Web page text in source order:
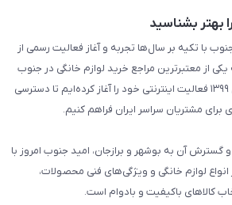
بهتر بشناسید
با تکیه بر سال‌ها تجربه و آغاز فعالیت رسمی از
به یکی از معتبرترین مراجع خرید لوازم خانگی در جنوب
کشور تبدیل شود. ما از سال ۱۳۹۹ فعالیت اینترنتی خود را آغاز کرده‌ایم تا دسترسی
برای مشتریان سراسر ایران فراهم کنیم.
گسترش آن به بوشهر و برازجان، امید جنوب امروز با
لوازم خانگی و ویژگی‌های فنی محصولات،
کالاهای باکیفیت و بادوام است.